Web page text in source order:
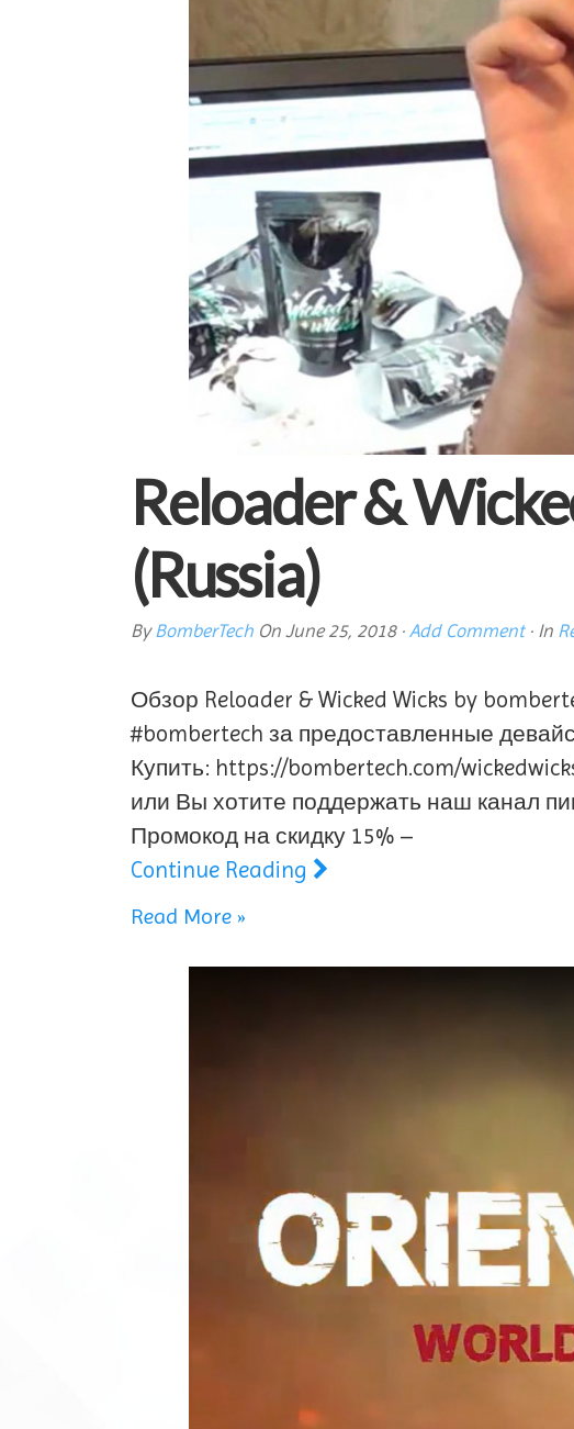
Reloader &
(Russia)
ByBomberTech On June 25, 2018· Add Comment· In
Обзор Reloader & Wicked Wicks by
#bombertech за предоставленные
Купить: https://bombertech.com/
или Вы хотите поддержать наш канал
Промокод на скидку 15% –
Continue Reading
Read More »